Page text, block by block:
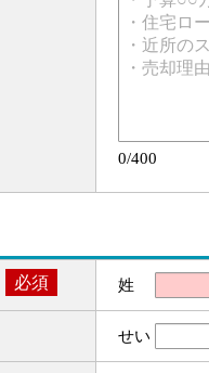
0/400
必須 姓
せい